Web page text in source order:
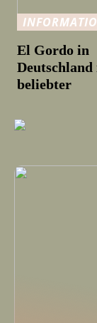
El Gordo in
beliebter